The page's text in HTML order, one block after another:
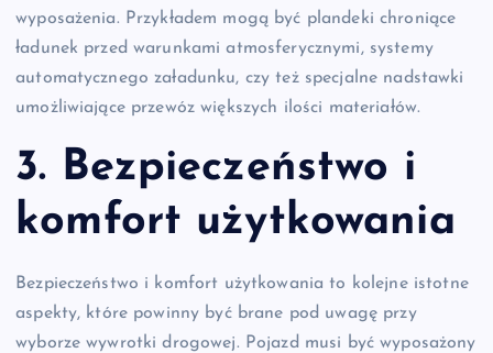
wyposażenia. Przykładem mogą być plandeki chroniące
ładunek przed warunkami atmosferycznymi, systemy
automatycznego załadunku, czy też specjalne nadstawki
umożliwiające przewóz większych ilości materiałów.
3. Bezpieczeństwo i
komfort użytkowania
Bezpieczeństwo i komfort użytkowania to kolejne istotne
aspekty, które powinny być brane pod uwagę przy
wyborze wywrotki drogowej. Pojazd musi być wyposażony